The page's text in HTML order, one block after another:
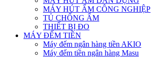
MÁY HÚT ẨM CÔNG NGHIỆP
TỦ CHỐNG ẨM
THIẾT BỊ ĐO
MÁY ĐẾM TIỀN
Máy đếm ngân hàng tiền AKIO
Máy đếm tiền ngân hàng Masu